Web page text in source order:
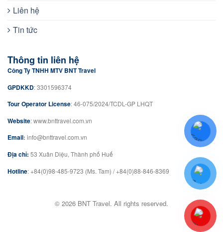
Liên hệ
Tin tức
Thông tin liên hệ
Công Ty TNHH MTV BNT Travel
GPDKKD: 3301596374
Tour Operator License: 46-075/2024/TCDL-GP LHQT
Website: www.bnttravel.com.vn
Email: info@bnttravel.com.vn
Địa chỉ: 53 Xuân Diệu, Thành phố Huế
Hotline: +84(0)98-485-9723 (Ms. Tam) / +84(0)88-846-8369
© 2026 BNT Travel. All rights reserved.